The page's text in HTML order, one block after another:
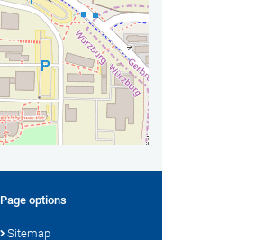
Page options
Sitemap